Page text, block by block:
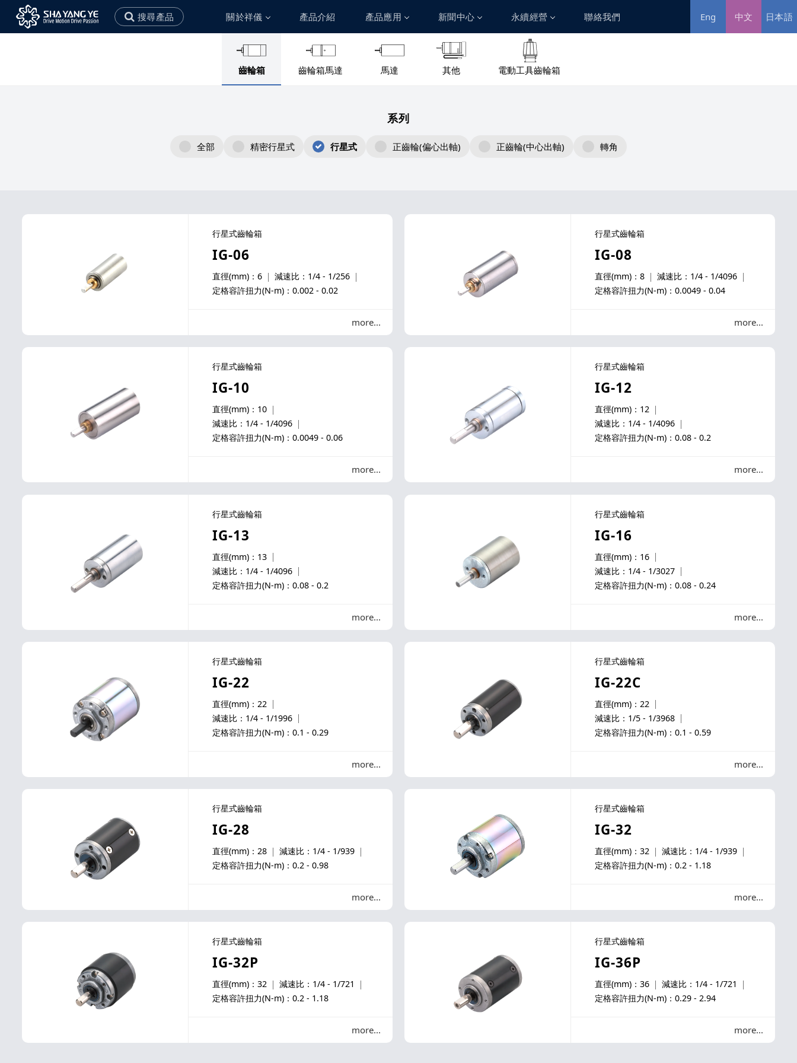
搜尋產品 關於祥儀 產品介紹 產品應用 新聞中心 永續經營
社會責任 人力資源
聯絡我們 Eng 中文 日本語
齒輪箱 齒輪箱馬達 馬達 其他 電動工具齒輪箱
系列
全部 精密行星式 行星式 正齒輪(偏心出軸) 正齒輪(中心出軸) 轉角
行星式齒輪箱
IG-06
直徑(mm)：6
減速比：1/4 - 1/256
定格容許扭力(N-m)：0.002 - 0.02
more
行星式齒輪箱
IG-08
直徑(mm)：8
減速比：1/4 - 1/4096
定格容許扭力(N-m)：0.0049 - 0.04
more
行星式齒輪箱
IG-10
直徑(mm)：10
減速比：1/4 - 1/4096
定格容許扭力(N-m)：0.0049 - 0.06
more
行星式齒輪箱
IG-12
直徑(mm)：12
減速比：1/4 - 1/4096
定格容許扭力(N-m)：0.08 - 0.2
more
行星式齒輪箱
IG-13
直徑(mm)：13
減速比：1/4 - 1/4096
定格容許扭力(N-m)：0.08 - 0.2
more
行星式齒輪箱
IG-16
直徑(mm)：16
減速比：1/4 - 1/3027
定格容許扭力(N-m)：0.08 - 0.24
more
行星式齒輪箱
IG-22
直徑(mm)：22
減速比：1/4 - 1/1996
定格容許扭力(N-m)：0.1 - 0.29
more
行星式齒輪箱
IG-22C
直徑(mm)：22
減速比：1/5 - 1/3968
定格容許扭力(N-m)：0.1 - 0.59
more
行星式齒輪箱
IG-28
直徑(mm)：28
減速比：1/4 - 1/939
定格容許扭力(N-m)：0.2 - 0.98
more
行星式齒輪箱
IG-32
直徑(mm)：32
減速比：1/4 - 1/939
定格容許扭力(N-m)：0.2 - 1.18
more
行星式齒輪箱
IG-32P
直徑(mm)：32
減速比：1/4 - 1/721
定格容許扭力(N-m)：0.2 - 1.18
more
行星式齒輪箱
IG-36P
直徑(mm)：36
減速比：1/4 - 1/721
定格容許扭力(N-m)：0.29 - 2.94
more